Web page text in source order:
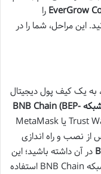
EverGrow (EGC) را
این مراحل، شما را در
پیش از هر چیز، برای خرید EverGrow Coin، به یک کیف پول دیجیتال
شبکه BNB Chain (BEP-
پشتیبانی کند. کیف پول هایی مانند Trust Wallet یا MetaMask
از نصب و راه اندازی
در آن داشته باشید؛ این
توکن به عنوان گس فی یا کارمزد تراکنش در شبکه BNB Chain استفاده